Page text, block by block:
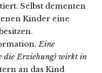
Selbst dementen
Kinder eine
Eine
die Erziehung) wirkt in
an das Kind